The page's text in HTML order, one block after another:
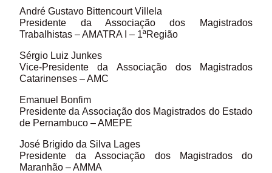
André Gustavo Bittencourt Villela
Presidente da Associação dos Magistrados
Trabalhistas – AMATRA I – 1ªRegião
Sérgio Luiz Junkes
Vice-Presidente da Associação dos Magistrados
Catarinenses – AMC
Emanuel Bonfim
Presidente da Associação dos Magistrados do Estado
de Pernambuco – AMEPE
José Brigido da Silva Lages
Presidente da Associação dos Magistrados do
Maranhão – AMMA